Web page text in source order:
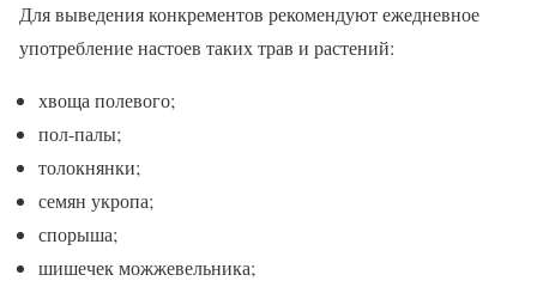
Для выведения конкрементов рекомендуют ежедневное
употребление настоев таких трав и растений:
хвоща полевого;
пол-палы;
толокнянки;
семян укропа;
спорыша;
шишечек можжевельника;